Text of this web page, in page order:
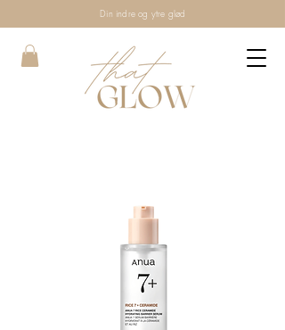
Din indre og ytre glød